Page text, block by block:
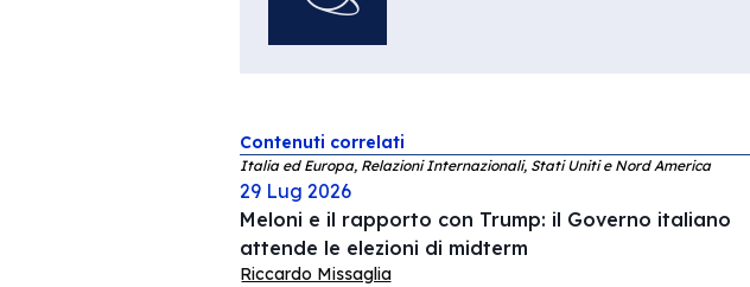
Contenuti correlati
Italia ed Europa, Relazioni Internazionali, Stati Uniti e Nord America
29 Lug 2026
Meloni e il rapporto con Trump: il Governo italiano
attende le elezioni di midterm
Riccardo Missaglia